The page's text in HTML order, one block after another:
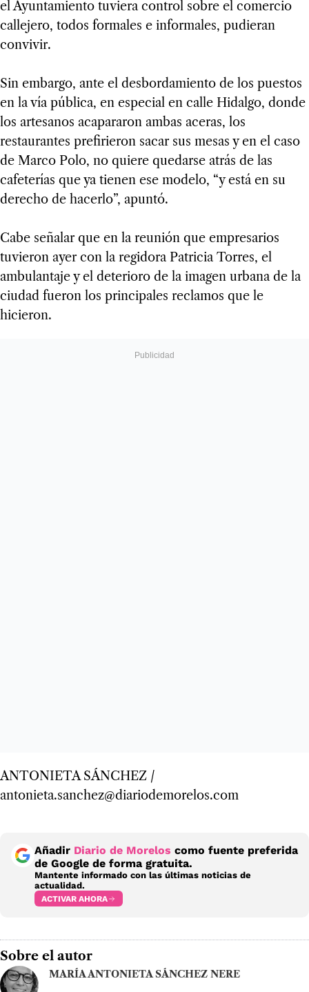
el Ayuntamiento tuviera control sobre el comercio
callejero, todos formales e informales, pudieran
convivir.
Sin embargo, ante el desbordamiento de los puestos
en la vía pública, en especial en calle Hidalgo, donde
los artesanos acapararon ambas aceras, los
restaurantes prefirieron sacar sus mesas y en el caso
de Marco Polo, no quiere quedarse atrás de las
cafeterías que ya tienen ese modelo, “y está en su
derecho de hacerlo”, apuntó.
Cabe señalar que en la reunión que empresarios
tuvieron ayer con la regidora Patricia Torres, el
ambulantaje y el deterioro de la imagen urbana de la
ciudad fueron los principales reclamos que le
hicieron.
ANTONIETA SÁNCHEZ /
antonieta.sanchez@diariodemorelos.com
Añadir Diario de Morelos como fuente preferida
de Google de forma gratuita.
Mantente informado con las últimas noticias de
actualidad.
ACTIVAR AHORA
Sobre el autor
MARÍA ANTONIETA SÁNCHEZ NERE